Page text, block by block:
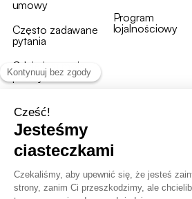
umowy
Często zadawane
pytania
Gdzie jest moja
przesyłka?
Program
lojalnościowy
OWU programu
RODO i polityka plików